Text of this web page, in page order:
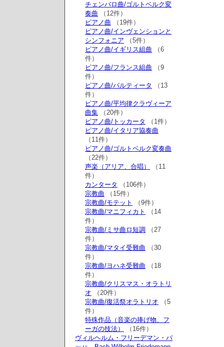
チェンバロ曲/ゴルトベルク変
奏曲 （12件）
ピアノ曲 （19件）
ピアノ曲/インヴェンションと
シンフォニア （5件）
ピアノ曲/イギリス組曲 （6
件）
ピアノ曲/フランス組曲 （9
件）
ピアノ曲/パルティータ
（13
件）
ピアノ曲/平均律クラヴィーア
曲集 （20件）
ピアノ曲/トッカータ
（1件）
ピアノ曲/イタリア協奏曲
（11件）
ピアノ曲/ゴルトベルク変奏曲
（22件）
声楽（アリア、合唱）
（11
件）
カンタータ
（106件）
宗教曲 （15件）
宗教曲/モテット
（9件）
宗教曲/マニフィカト
（14
件）
宗教曲/ミサ曲ロ短調 （27
件）
宗教曲/マタイ受難曲 （30
件）
宗教曲/ヨハネ受難曲 （18
件）
宗教曲/クリスマス・オラトリ
オ （20件）
宗教曲/復活祭オラトリオ （5
件）
特殊作品（音楽の捧げ物、フ
ーガの技法）
（16件）
ヴィルヘルム・フリーデマン・バ